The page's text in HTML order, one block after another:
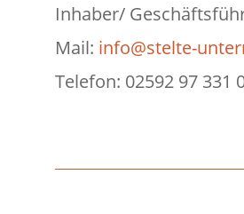
Inhaber/
Mail: info@stelte-
Telefon: 02592 97 331